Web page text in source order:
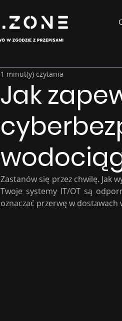
Jak
1 minut(y) czytania
Zastanów się przez chwilę. Jak
Twoje systemy IT/OT są
oznaczać przerwę w